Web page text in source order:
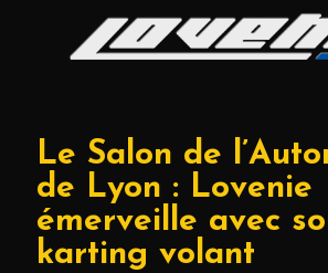
Le Salon de
de Lyon : Lovenie
émerveille avec
karting volant